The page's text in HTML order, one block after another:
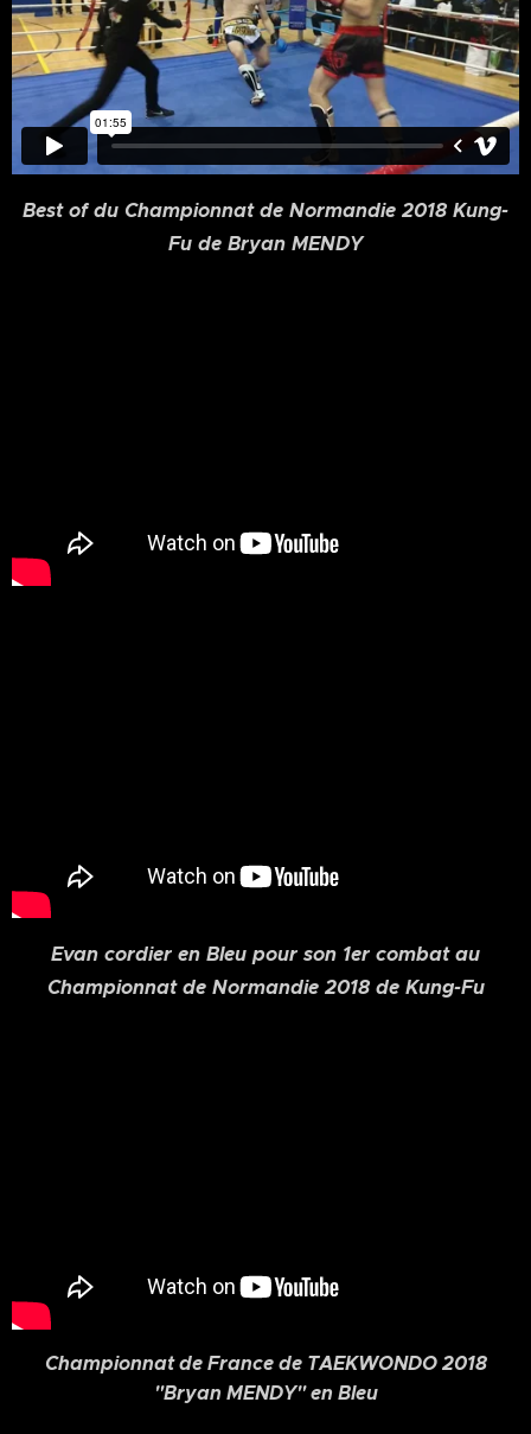
Best of du Championnat de Normandie 2018 Kung-
Fu de Bryan MENDY
Evan cordier en Bleu pour son 1er combat au
Championnat de Normandie 2018 de Kung-Fu
Championnat de France de TAEKWONDO 2018
"Bryan MENDY" en Bleu